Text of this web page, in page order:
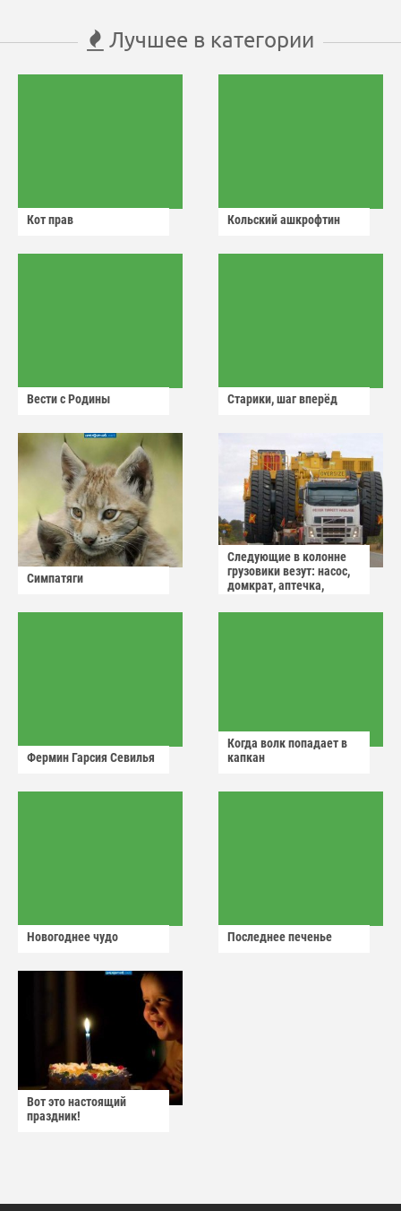
Лучшее в категории
Кот прав Кольский ашкрофтин
Вести с Родины Старики, шаг вперёд
Симпатяги
Следующие в колонне
грузовики везут: насос,
домкрат, аптечка,
Фермин Гарсия Севилья
Когда волк попадает в
капкан
Новогоднее чудо Последнее печенье
Вот это настоящий
праздник!